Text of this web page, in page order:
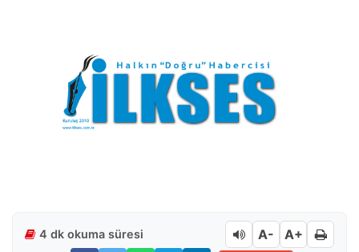
4 dk okuma süresi A- A+